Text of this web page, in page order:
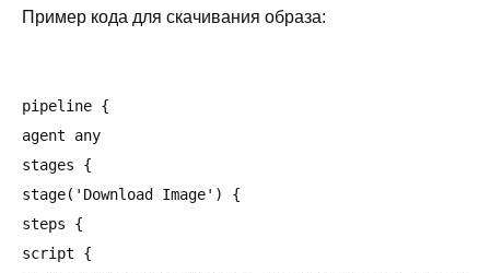
Пример кода для скачивания образа:
pipeline {
agent any
stages {
stage('Download Image') {
steps {
script {